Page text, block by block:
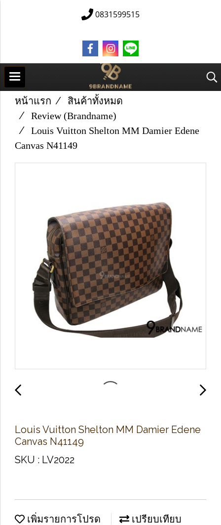
0831599515
หน้าแรก
สินค้าทั้งหมด
Review (Brandname)
Louis Vuitton Shelton MM Damier Edene
Canvas N41149
Louis Vuitton Shelton MM Damier Edene
Canvas N41149
SKU : LV2022
เพิ่มรายการโปรด เปรียบเทียบ